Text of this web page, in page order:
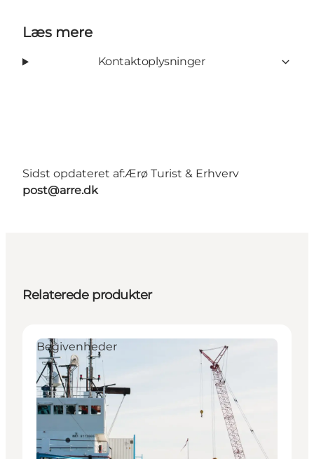
Læs mere
Kontaktoplysninger
Sidst opdateret af:Ærø Turist & Erhverv
post@arre.dk
Relaterede produkter
Begivenheder